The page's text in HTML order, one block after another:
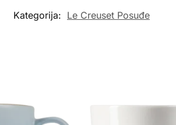
Kategorija: Le Creuset Posuđe